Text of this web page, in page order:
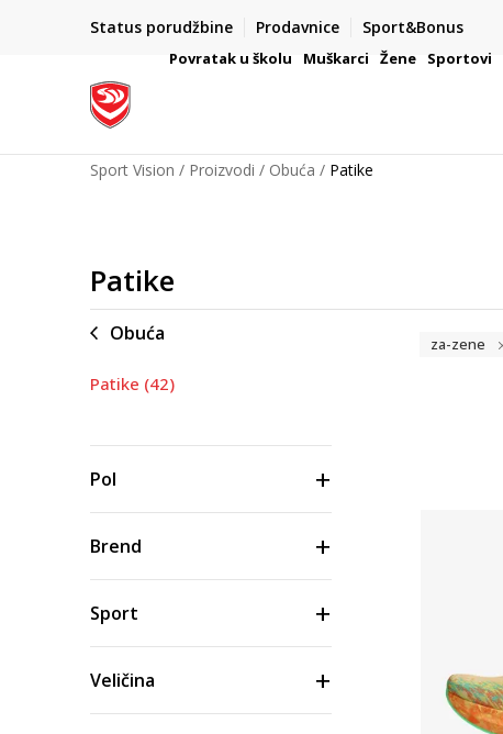
Status porudžbine Prodavnice Sport&Bonus
VAŽNO OBAVEŠTENJE ZA POTROŠAČE
Povratak u školu Muškarci Žene Sportovi
Sport Vision Proizvodi Obuća Patike
Patike
Obuća
Patike (42)
Pol
Brend
Sport
Veličina
za-zene